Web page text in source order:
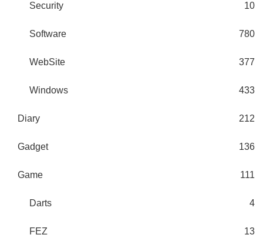
Security 10
Software 780
WebSite 377
Windows 433
Diary 212
Gadget 136
Game 111
Darts 4
FEZ 13